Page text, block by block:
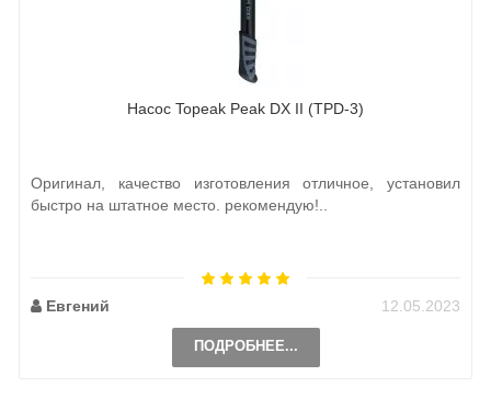
Насос Topeak Peak DX II (TPD-3)
Оригинал, качество изготовления отличное, установил
быстро на штатное место. рекомендую!..
Евгений 12.05.2023
ПОДРОБНЕЕ...